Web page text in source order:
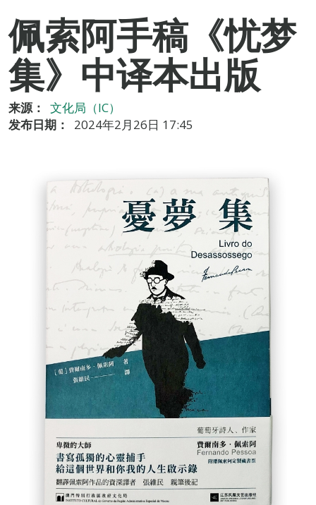
佩索阿手稿《忧梦
集》中译本出版
来源：
文化局（IC）
发布日期：
2024年2月26日 17:45